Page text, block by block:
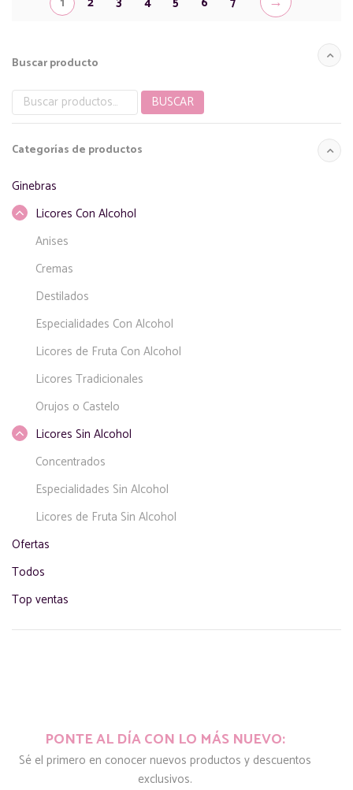
Buscar producto
Buscar
por:
BUSCAR
Categorías de productos
Ginebras
Licores Con Alcohol
Anises
Cremas
Destilados
Especialidades Con Alcohol
Licores de Fruta Con Alcohol
Licores Tradicionales
Orujos o Castelo
Licores Sin Alcohol
Concentrados
Especialidades Sin Alcohol
Licores de Fruta Sin Alcohol
Ofertas
Todos
Top ventas
PONTE AL DÍA CON LO MÁS NUEVO:
Sé el primero en conocer nuevos productos y descuentos
exclusivos.